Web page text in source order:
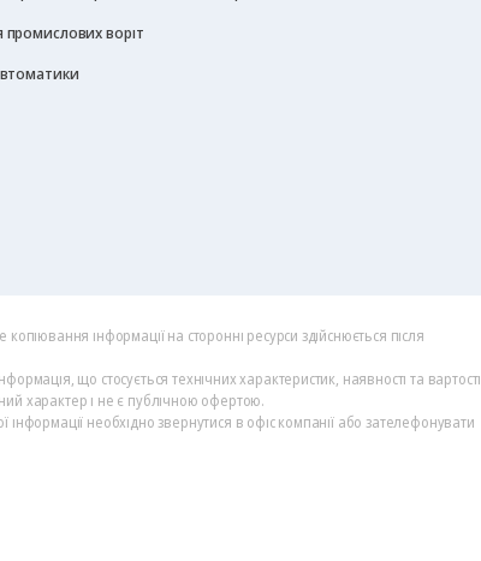
воріт
інформації на сторонні ресурси здійснюється після
що стосується технічних характеристик, наявності та вартості
характер і не є публічною офертою.
інформації необхідно звернутися в офіс компанії або зателефонувати